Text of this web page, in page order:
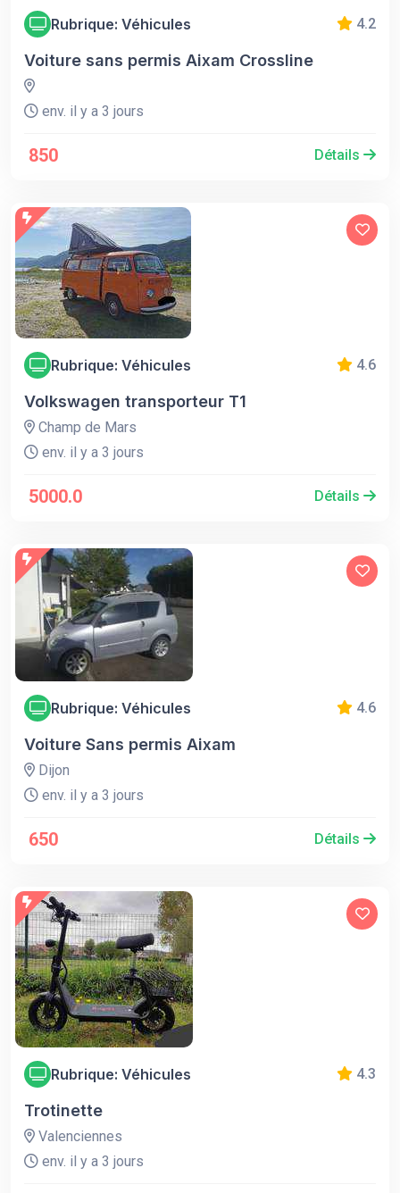
Rubrique: Véhicules 4.2
Voiture sans permis Aixam Crossline
env. il y a 3 jours
850 Détails
Rubrique: Véhicules 4.6
Volkswagen transporteur T1
Champ de Mars
env. il y a 3 jours
5000.0 Détails
Rubrique: Véhicules 4.6
Voiture Sans permis Aixam
Dijon
env. il y a 3 jours
650 Détails
Rubrique: Véhicules 4.3
Trotinette
Valenciennes
env. il y a 3 jours